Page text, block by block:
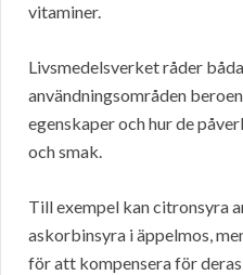
vitaminer.
Livsmedelsverket råder
användningsområden
egenskaper och hur de
och smak.
Till exempel kan citronsyra
askorbinsyra i äppelmos,
för att kompensera för